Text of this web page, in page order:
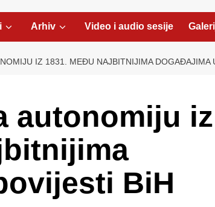
Arhiv Video i audio sesije
IZ 1831. MEĐU NAJBITNIJIMA DOGAĐAJIMA
autonomiju iz
BiH